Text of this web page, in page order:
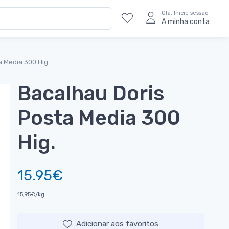
Olá, Inicie sessão
A minha conta
Media 300 Hig.
Bacalhau Doris
Posta Media 300
Hig.
15.95€
15,95€/kg
Adicionar aos favoritos